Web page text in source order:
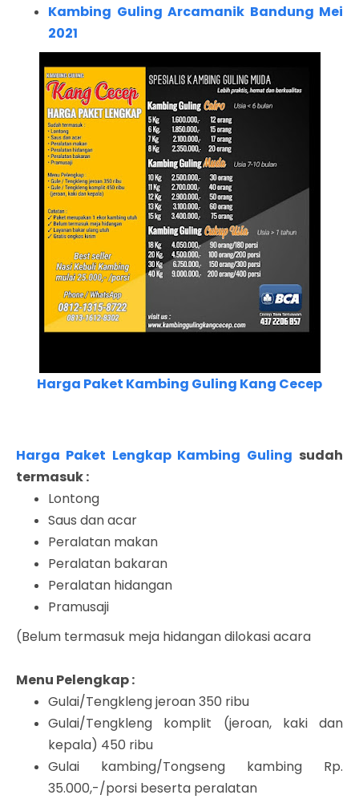
Kambing Guling Arcamanik Bandung Mei
2021
Harga Paket Kambing Guling Kang Cecep
Harga Paket Lengkap Kambing Guling sudah
termasuk :
Lontong
Saus dan acar
Peralatan makan
Peralatan bakaran
Peralatan hidangan
Pramusaji
(Belum termasuk meja hidangan dilokasi acara
Menu Pelengkap :
Gulai/Tengkleng jeroan 350 ribu
Gulai/Tengkleng komplit (jeroan, kaki dan
kepala) 450 ribu
Gulai kambing/Tongseng kambing Rp.
35.000,-/porsi beserta peralatan